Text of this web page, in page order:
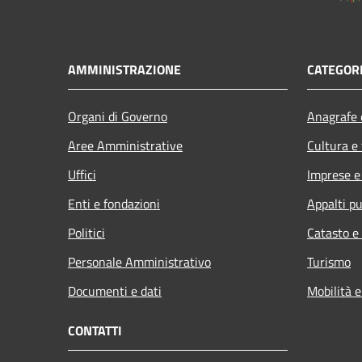
AMMINISTRAZIONE
Organi di Governo
Aree Amministrative
Uffici
Enti e fondazioni
Politici
Personale Amministrativo
Documenti e dati
Cultura
Imprese
Appalti
Catasto
Turismo
Mobilità
CONTATTI